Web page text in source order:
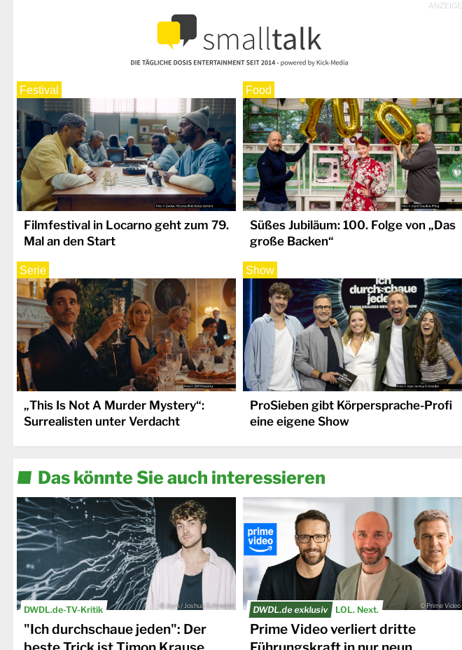
ANZEIGE
Festival
Filmfestival in Locarno geht zum 79.
Mal an den Start
Food
Süßes Jubiläum: 100. Folge von „Das
große Backen“
Serie
„This Is Not A Murder Mystery“:
Surrealisten unter Verdacht
Show
ProSieben gibt Körpersprache-Profi
eine eigene Show
Das könnte Sie auch interessieren
DWDL.de-TV-Kritik © Joyn / Joshua Schneider
"Ich durchschaue jeden": Der
DWDL.de exklusiv LOL. Next. © Prime Video
Prime Video verliert dritte